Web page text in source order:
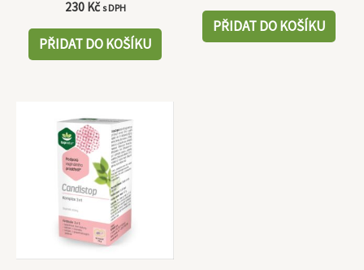
230 Kč s DPH
PŘIDAT DO KOŠÍKU
PŘIDAT DO KOŠÍKU